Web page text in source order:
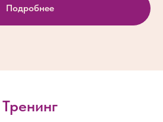
Подробнее
Тренинг